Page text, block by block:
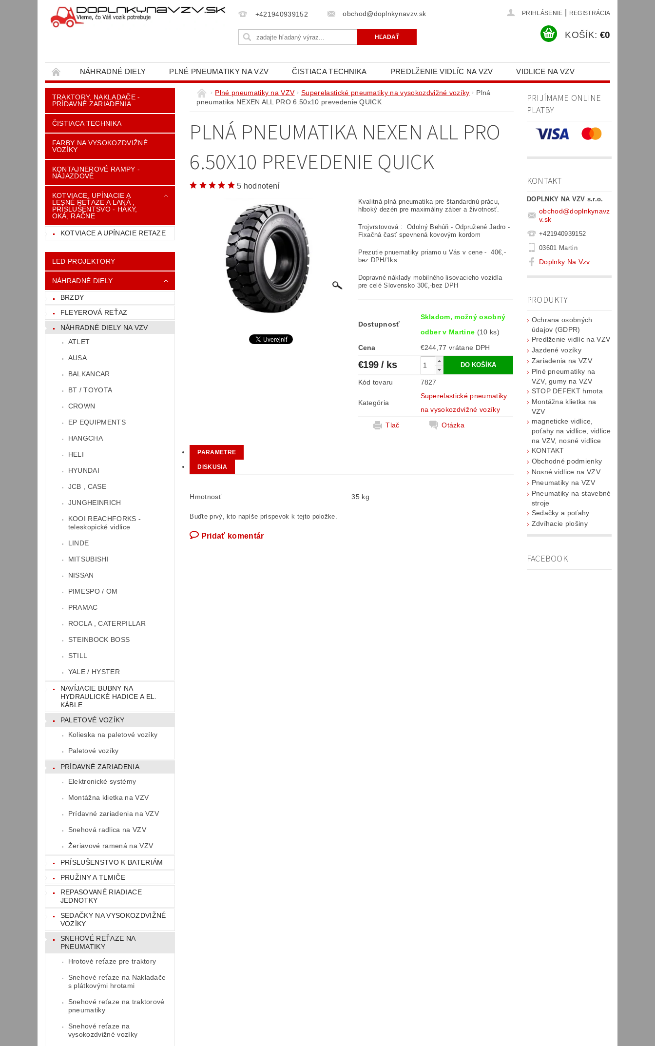
+421940939152 obchod@doplnkynavzv.sk PRIHLÁSENIE REGISTRÁCIA
KOŠÍK: €0
NÁHRADNÉ DIELY PLNÉ PNEUMATIKY NA VZV ČISTIACA TECHNIKA PREDLŽENIE VIDLÍC NA VZV VIDLICE NA VZV
OBCHODNÉ PODMIENKY KONTAKT NAPÍŠTE NÁM OCHRANA OSOBNÝCH ÚDAJOV (GDPR)
TRAKTORY, NAKLADAČE -
PRÍDAVNÉ ZARIADENIA
ČISTIACA TECHNIKA
FARBY NA VYSOKOZDVIŽNÉ
VOZÍKY
KONTAJNEROVÉ RAMPY -
NÁJAZDOVÉ
KOTVIACE, UPÍNACIE A
LESNÉ REŤAZE A LANÁ ,
PRÍSLUŠENTSVO - HÁKY,
OKÁ, RAČNE
KOTVIACE A UPÍNACIE RETAZE
LED PROJEKTORY
NÁHRADNÉ DIELY
BRZDY
FLEYEROVÁ REŤAZ
NÁHRADNÉ DIELY NA VZV
ATLET
AUSA
BALKANCAR
BT / TOYOTA
CROWN
EP EQUIPMENTS
HANGCHA
HELI
HYUNDAI
JCB , CASE
JUNGHEINRICH
KOOI REACHFORKS -
teleskopické vidlice
LINDE
MITSUBISHI
NISSAN
PIMESPO / OM
PRAMAC
ROCLA , CATERPILLAR
STEINBOCK BOSS
STILL
YALE / HYSTER
NAVÍJACIE BUBNY NA
HYDRAULICKÉ HADICE A EL.
KÁBLE
PALETOVÉ VOZÍKY
Kolieska na paletové vozíky
Paletové vozíky
PRÍDAVNÉ ZARIADENIA
Elektronické systémy
Montážna klietka na VZV
Prídavné zariadenia na VZV
Snehová radlica na VZV
Žeriavové ramená na VZV
PRÍSLUŠENSTVO K BATERIÁM
PRUŽINY A TLMIČE
REPASOVANÉ RIADIACE
JEDNOTKY
SEDAČKY NA VYSOKOZDVIŽNÉ
VOZÍKY
SNEHOVÉ REŤAZE NA
PNEUMATIKY
Hrotové reťaze pre traktory
Snehové reťaze na Nakladače
s plátkovými hrotami
Snehové reťaze na traktorové
pneumatiky
Snehové reťaze na
vysokozdvižné vozíky
Plné pneumatiky na VZV Superelastické pneumatiky na vysokozdvižné vozíky
Plná
pneumatika NEXEN ALL PRO 6.50x10 prevedenie QUICK
PLNÁ PNEUMATIKA NEXEN ALL PRO
6.50X10 PREVEDENIE QUICK
5 hodnotení
Kvalitná plná pneumatika pre štandardnú prácu,
hlboký dezén pre maximálny záber a životnosť.
Trojvrstovová : Odolný Behúň - Odpružené Jadro -
Fixačná časť spevnená kovovým kordom
Prezutie pnuematiky priamo u Vás v cene - 40€,-
bez DPH/1ks
Dopravné náklady mobilného lisovacieho vozidla
pre celé Slovensko 30€,-bez DPH
Dostupnosť
Skladom, možný osobný
odber v Martine (10 ks)
Cena
€244,77 vrátane DPH
€199/ ks
Kód tovaru 7827
Kategória
Superelastické pneumatiky
na vysokozdvižné vozíky
Tlač
Otázka
PARAMETRE
DISKUSIA
Hmotnosť 35 kg
Buďte prvý, kto napíše príspevok k tejto položke.
Pridať komentár
PRIJÍMAME ONLINE
PLATBY
KONTAKT
DOPLNKY NA VZV s.r.o.
obchod@doplnkynavz
v.sk
+421940939152
03601 Martin
Doplnky Na Vzv
PRODUKTY
Ochrana osobných
údajov (GDPR)
Predlženie vidlíc na VZV
Jazdené vozíky
Zariadenia na VZV
Plné pneumatiky na
VZV, gumy na VZV
STOP DEFEKT hmota
Montážna klietka na
VZV
magneticke vidlice,
poťahy na vidlice, vidlice
na VZV, nosné vidlice
KONTAKT
Obchodné podmienky
Nosné vidlice na VZV
Pneumatiky na VZV
Pneumatiky na stavebné
stroje
Sedačky a poťahy
Zdvíhacie plošiny
FACEBOOK